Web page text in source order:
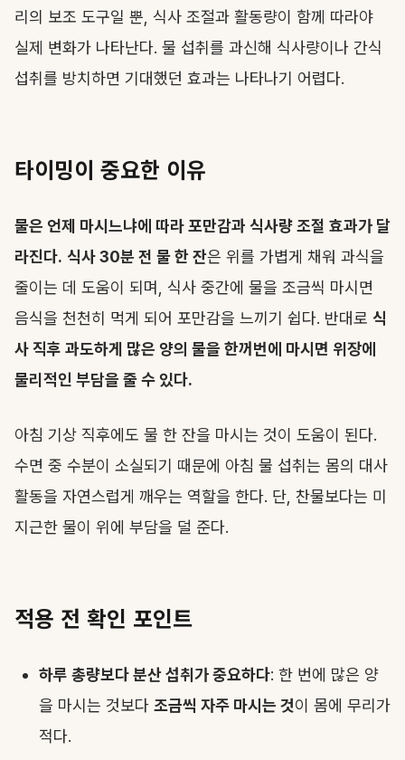
리의 보조 도구일 뿐, 식사 조절과 활동량이 함께 따라야
실제 변화가 나타난다. 물 섭취를 과신해 식사량이나 간식
섭취를 방치하면 기대했던 효과는 나타나기 어렵다.
타이밍이 중요한 이유
물은 언제 마시느냐에 따라 포만감과 식사량 조절 효과가 달
라진다. 식사 30분 전 물 한 잔은 위를 가볍게 채워 과식을
줄이는 데 도움이 되며, 식사 중간에 물을 조금씩 마시면
음식을 천천히 먹게 되어 포만감을 느끼기 쉽다. 반대로 식
사 직후 과도하게 많은 양의 물을 한꺼번에 마시면 위장에
물리적인 부담을 줄 수 있다.
아침 기상 직후에도 물 한 잔을 마시는 것이 도움이 된다.
수면 중 수분이 소실되기 때문에 아침 물 섭취는 몸의 대사
활동을 자연스럽게 깨우는 역할을 한다. 단, 찬물보다는 미
지근한 물이 위에 부담을 덜 준다.
적용 전 확인 포인트
하루 총량보다 분산 섭취가 중요하다: 한 번에 많은 양
을 마시는 것보다 조금씩 자주 마시는 것이 몸에 무리가
적다.